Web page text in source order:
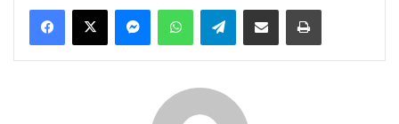
MessengerWhatsAppTelegramShare via Email Print